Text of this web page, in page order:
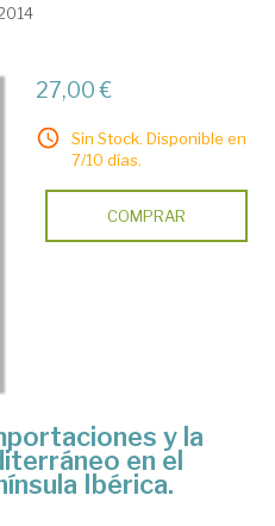
27,00 €
Sin Stock. Disponible en
7/10 días.
COMPRAR
y la
en el
Ibérica.